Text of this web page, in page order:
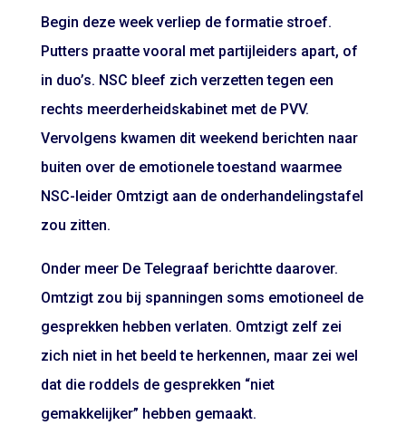
Begin deze week verliep de formatie stroef.
Putters praatte vooral met partijleiders apart, of
in duo’s. NSC bleef zich verzetten tegen een
rechts meerderheidskabinet met de PVV.
Vervolgens kwamen dit weekend berichten naar
buiten over de emotionele toestand waarmee
NSC-leider Omtzigt aan de onderhandelingstafel
zou zitten.
Onder meer De Telegraaf berichtte daarover.
Omtzigt zou bij spanningen soms emotioneel de
gesprekken hebben verlaten. Omtzigt zelf zei
zich niet in het beeld te herkennen, maar zei wel
dat die roddels de gesprekken “niet
gemakkelijker” hebben gemaakt.